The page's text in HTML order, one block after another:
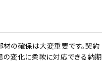
の確保は大変重要です。契約
の変化に柔軟に対応できる納期